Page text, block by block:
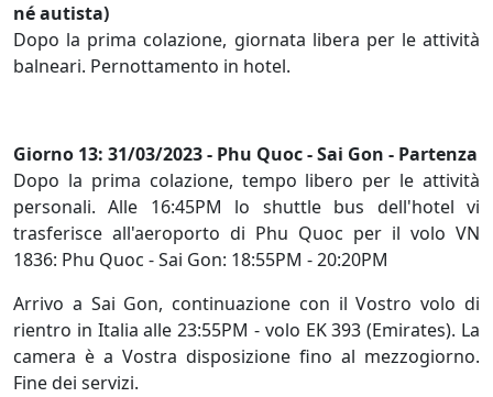
né autista)
Dopo la prima colazione, giornata libera per le attività
balneari. Pernottamento in hotel.
Giorno 13: 31/03/2023 - Phu Quoc - Sai Gon - Partenza
Dopo la prima colazione, tempo libero per le attività
personali. Alle 16:45PM lo shuttle bus dell'hotel vi
trasferisce all'aeroporto di Phu Quoc per il volo VN
1836: Phu Quoc - Sai Gon: 18:55PM - 20:20PM
Arrivo a Sai Gon, continuazione con il Vostro volo di
rientro in Italia alle 23:55PM - volo EK 393 (Emirates). La
camera è a Vostra disposizione fino al mezzogiorno.
Fine dei servizi.